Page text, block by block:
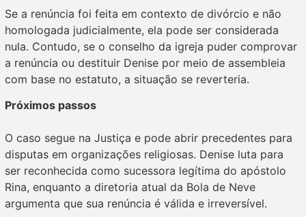
Se a renúncia foi feita em contexto de divórcio e não
homologada judicialmente, ela pode ser considerada
nula. Contudo, se o conselho da igreja puder comprovar
a renúncia ou destituir Denise por meio de assembleia
com base no estatuto, a situação se reverteria.
Próximos passos
O caso segue na Justiça e pode abrir precedentes para
disputas em organizações religiosas. Denise luta para
ser reconhecida como sucessora legítima do apóstolo
Rina, enquanto a diretoria atual da Bola de Neve
argumenta que sua renúncia é válida e irreversível.